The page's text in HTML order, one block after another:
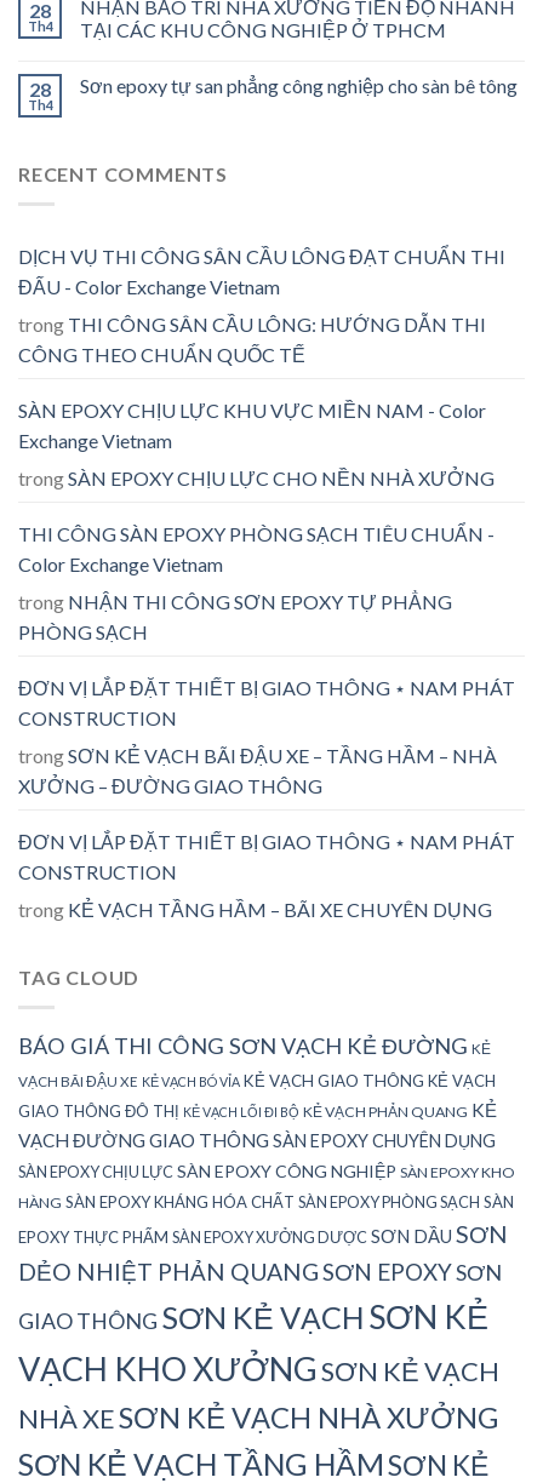
28
Th4
NHẬN BẢO TRÌ NHÀ XƯỞNG TIẾN ĐỘ NHANH
TẠI CÁC KHU CÔNG NGHIỆP Ở TPHCM
28
Th4
Sơn epoxy tự san phẳng công nghiệp cho sàn bê tông
RECENT COMMENTS
DỊCH VỤ THI CÔNG SÂN CẦU LÔNG ĐẠT CHUẨN THI
ĐẤU - Color Exchange Vietnam
trong THI CÔNG SÂN CẦU LÔNG: HƯỚNG DẪN THI
CÔNG THEO CHUẨN QUỐC TẾ
SÀN EPOXY CHỊU LỰC KHU VỰC MIỀN NAM - Color
Exchange Vietnam
trongSÀN EPOXY CHỊU LỰC CHO NỀN NHÀ XƯỞNG
THI CÔNG SÀN EPOXY PHÒNG SẠCH TIÊU CHUẨN -
Color Exchange Vietnam
trong NHẬN THI CÔNG SƠN EPOXY TỰ PHẲNG
PHÒNG SẠCH
ĐƠN VỊ LẮP ĐẶT THIẾT BỊ GIAO THÔNG ⋆ NAM PHÁT
CONSTRUCTION
trongSƠN KẺ VẠCH BÃI ĐẬU XE – TẦNG HẦM – NHÀ
XƯỞNG – ĐƯỜNG GIAO THÔNG
ĐƠN VỊ LẮP ĐẶT THIẾT BỊ GIAO THÔNG ⋆ NAM PHÁT
CONSTRUCTION
trong KẺ VẠCH TẦNG HẦM – BÃI XE CHUYÊN DỤNG
TAG CLOUD
BÁO GIÁ THI CÔNG SƠN VẠCH KẺ ĐƯỜNG KẺ
VẠCH BÃI ĐẬU XE KẺ VẠCH BÓ VỈA KẺ VẠCH GIAO THÔNG KẺ VẠCH
GIAO THÔNG ĐÔ THỊ KẺ VẠCH LỐI ĐI BỘ KẺ VẠCH PHẢN QUANG KẺ
VẠCH ĐƯỜNG GIAO THÔNG SÀN EPOXY CHUYÊN DỤNG
SÀN EPOXY CHỊU LỰCSÀN EPOXY CÔNG NGHIỆP SÀN EPOXY KHO
HÀNG SÀN EPOXY KHÁNG HÓA CHẤT SÀN EPOXY PHÒNG SẠCH SÀN
EPOXY THỰC PHẨM SÀN EPOXY XƯỞNG DƯỢCSƠN DẦU SƠN
DẺO NHIỆT PHẢN QUANGSƠN EPOXYSƠN
GIAO THÔNG SƠN KẺ VẠCH SƠN KẺ
VẠCH KHO XƯỞNGSƠN KẺ VẠCH
NHÀ XESƠN KẺ VẠCH NHÀ XƯỞNG
SƠN KẺ VẠCH TẦNG HẦMSƠN KẺ